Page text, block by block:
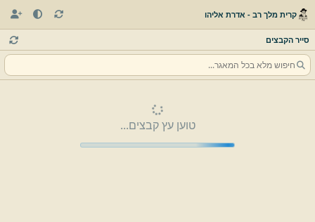
קרית מלך רב - אדרת אליהו
סייר הקבצים
טוען עץ קבצים...